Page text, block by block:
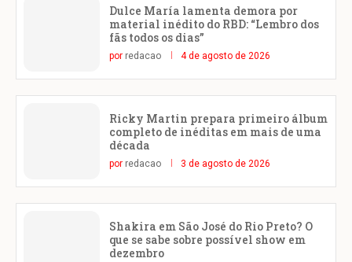
Dulce María lamenta demora por
material inédito do RBD: “Lembro dos
fãs todos os dias”
por redacao 4 de agosto de 2026
Ricky Martin prepara primeiro álbum
completo de inéditas em mais de uma
década
por redacao 3 de agosto de 2026
Shakira em São José do Rio Preto? O
que se sabe sobre possível show em
dezembro